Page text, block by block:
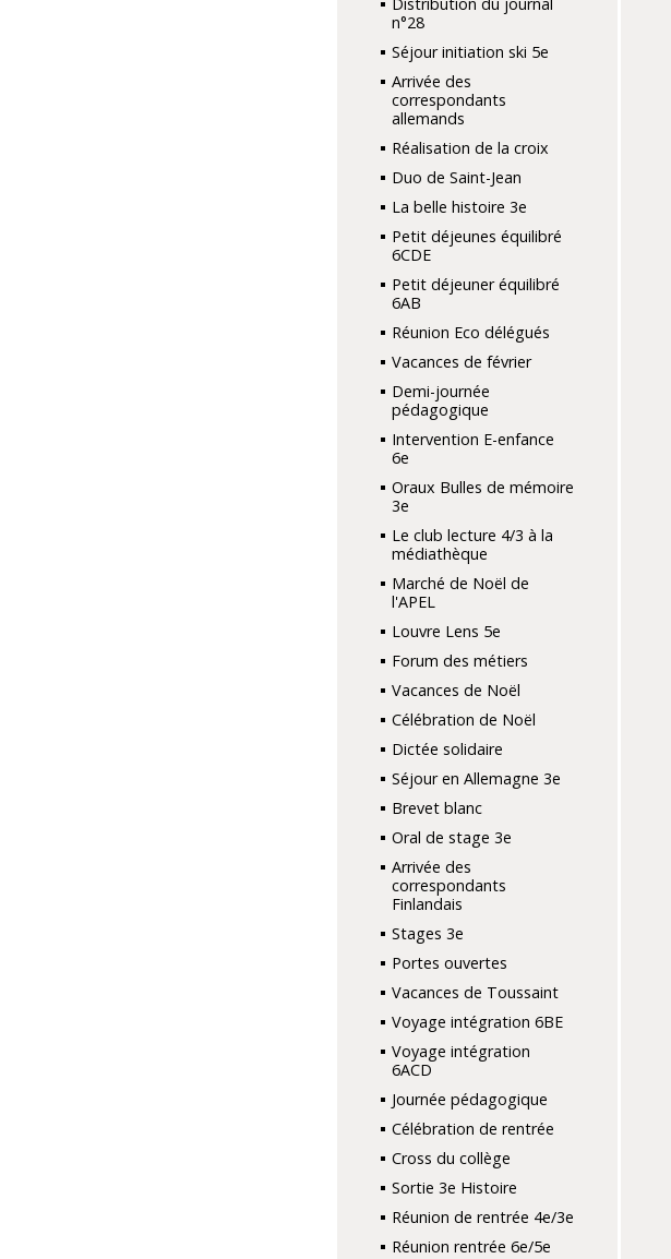
Distribution du journal
n°28
Séjour initiation ski 5e
Arrivée des
correspondants
allemands
Réalisation de la croix
Duo de Saint-Jean
La belle histoire 3e
Petit déjeunes équilibré
6CDE
Petit déjeuner équilibré
6AB
Réunion Eco délégués
Vacances de février
Demi-journée
pédagogique
Intervention E-enfance
6e
Oraux Bulles de mémoire
3e
Le club lecture 4/3 à la
médiathèque
Marché de Noël de
l'APEL
Louvre Lens 5e
Forum des métiers
Vacances de Noël
Célébration de Noël
Dictée solidaire
Séjour en Allemagne 3e
Brevet blanc
Oral de stage 3e
Arrivée des
correspondants
Finlandais
Stages 3e
Portes ouvertes
Vacances de Toussaint
Voyage intégration 6BE
Voyage intégration
6ACD
Journée pédagogique
Célébration de rentrée
Cross du collège
Sortie 3e Histoire
Réunion de rentrée 4e/3e
Réunion rentrée 6e/5e